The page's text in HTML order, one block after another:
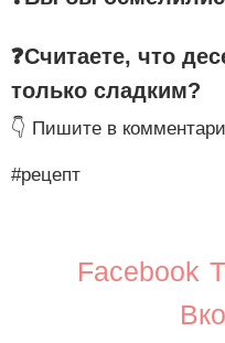
❓Считаете, что
только сладким?
👇 Пишите в
#рецепт
Facebook